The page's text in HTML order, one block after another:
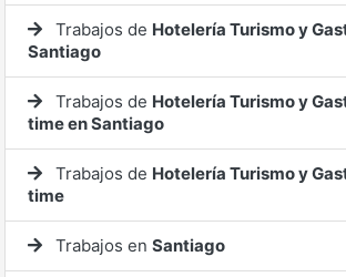
Trabajos de Hotelería Turismo y
Santiago
Trabajos de Hotelería Turismo y
time en Santiago
Trabajos de Hotelería Turismo y
time
Trabajos en Santiago